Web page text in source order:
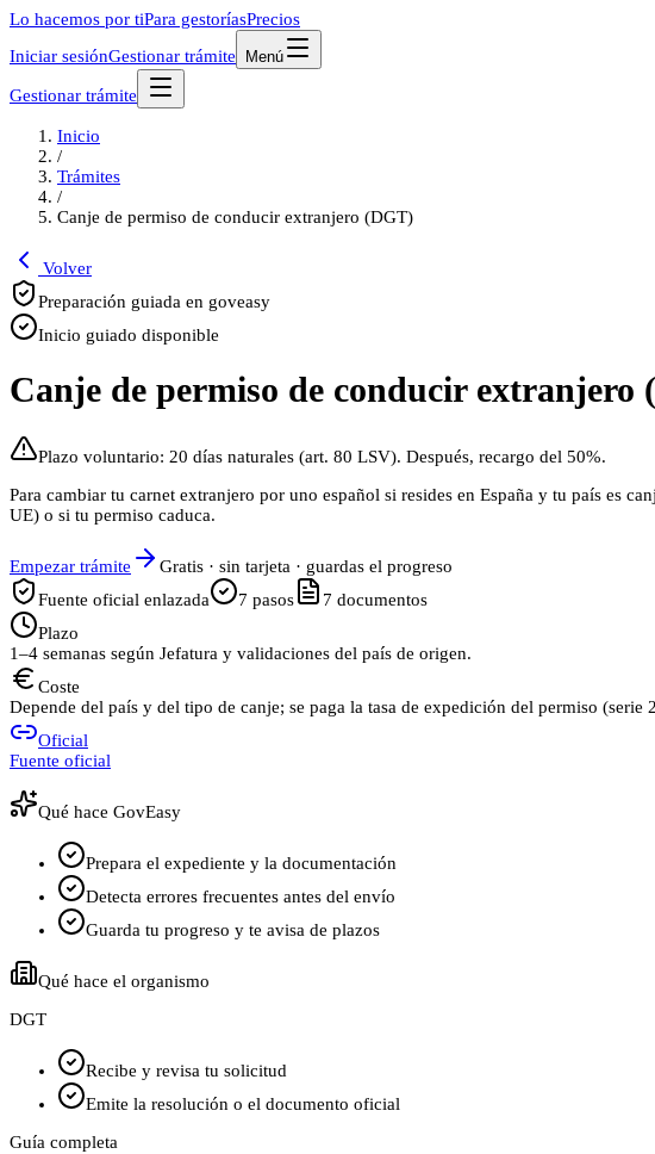
Lo hacemos por tiPara gestoríasPrecios
Iniciar sesiónGestionar trámite Menú
Gestionar trámite
Inicio
/
Trámites
/
Canje de permiso de conducir extranjero (DGT)
Volver
Preparación guiada en goveasy
Inicio guiado disponible
Canje de permiso de conducir extranjero
Plazo voluntario: 20 días naturales (art. 80 LSV). Después, recargo del 50%.
Para cambiar tu carnet extranjero por uno español si resides en España y tu país es
UE) o si tu permiso caduca.
Empezar trámite
Gratis · sin tarjeta · guardas el progreso
Fuente oficial enlazada
7 pasos 7 documentos
Plazo
1–4 semanas según Jefatura y validaciones del país de origen.
Coste
Depende del país y del tipo de canje; se paga la tasa de expedición del permiso
Oficial
Fuente oficial
Qué hace GovEasy
Prepara el expediente y la documentación
Detecta errores frecuentes antes del envío
Guarda tu progreso y te avisa de plazos
Qué hace el organismo
DGT
Recibe y revisa tu solicitud
Emite la resolución o el documento oficial
Guía completa